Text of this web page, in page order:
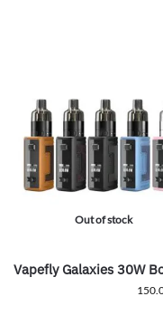
Out of stock
Vapefly Galaxies 30W